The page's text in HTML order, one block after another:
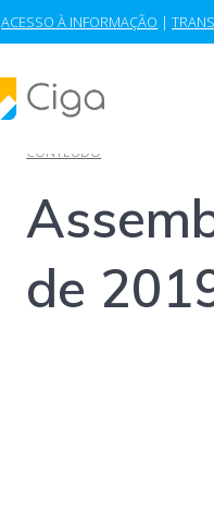
ACESSO À INFORMAÇÃO |
CONTEÚDO
de